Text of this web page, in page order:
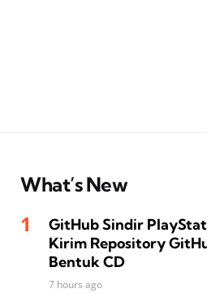
What’s New
GitHub Sindir
Kirim Repository
Bentuk CD
7 hours ago